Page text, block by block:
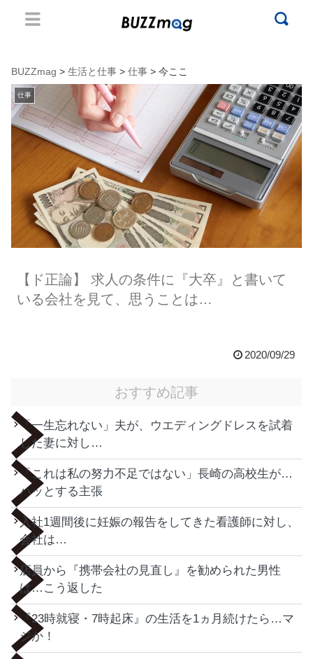
BUZZmag > 生活と仕事 > 仕事 > 今ここ
仕事
【ド正論】 求人の条件に『大卒』と書いて
いる会社を見て、思うことは…
2020/09/29
おすすめ記事
「一生忘れない」夫が、ウエディングドレスを試着
した妻に対し…
「これは私の努力不足ではない」長崎の高校生が…
ハッとする主張
入社1週間後に妊娠の報告をしてきた看護師に対し、
会社は…
店員から『携帯会社の見直し』を勧められた男性
は…こう返した
『23時就寝・7時起床』の生活を1ヵ月続けたら…マ
ジか！